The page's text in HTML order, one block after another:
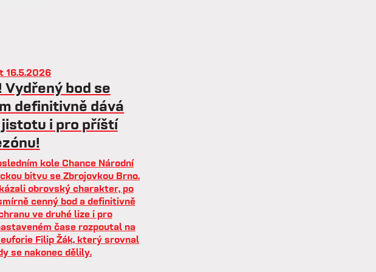
16.5.2026
bod se
definitivně dává
i pro příští
kole Chance Národní
bitvu se Zbrojovkou Brno.
obrovský charakter, po
cenný bod a definitivně
ve druhé lize i pro
čase rozpoutal na
Filip Žák, který srovnal
se nakonec dělily.